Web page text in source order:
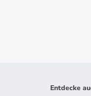
Entdecke